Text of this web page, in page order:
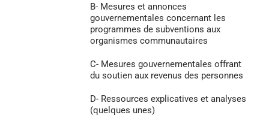
B- Mesures et annonces
gouvernementales concernant les
programmes de subventions aux
organismes communautaires
C- Mesures gouvernementales offrant
du soutien aux revenus des personnes
D- Ressources explicatives et analyses
(quelques unes)